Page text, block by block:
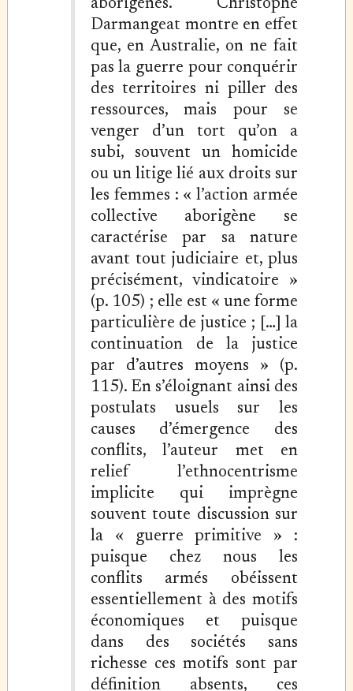
aborigènes. Christophe
Darmangeat montre en effet
que, en Australie, on ne fait
pas la guerre pour conquérir
des territoires ni piller des
ressources, mais pour se
venger d’un tort qu’on a
subi, souvent un homicide
ou un litige lié aux droits sur
les femmes : « l’action armée
collective aborigène se
caractérise par sa nature
avant tout judiciaire et, plus
précisément, vindicatoire »
(p. 105) ; elle est « une forme
particulière de justice ; […] la
continuation de la justice
par d’autres moyens » (p.
115). En s’éloignant ainsi des
postulats usuels sur les
causes d’émergence des
conflits, l’auteur met en
relief l’ethnocentrisme
implicite qui imprègne
souvent toute discussion sur
la « guerre primitive » :
puisque chez nous les
conflits armés obéissent
essentiellement à des motifs
économiques et puisque
dans des sociétés sans
richesse ces motifs sont par
définition absents, ces